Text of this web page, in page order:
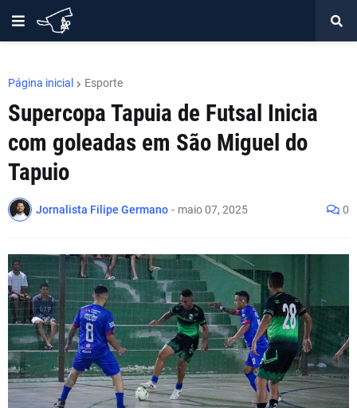
Página inicial Esporte
Supercopa Tapuia de Futsal Inicia
com goleadas em São Miguel do
Tapuio
Jornalista Filipe Germano - maio 07, 2025 0